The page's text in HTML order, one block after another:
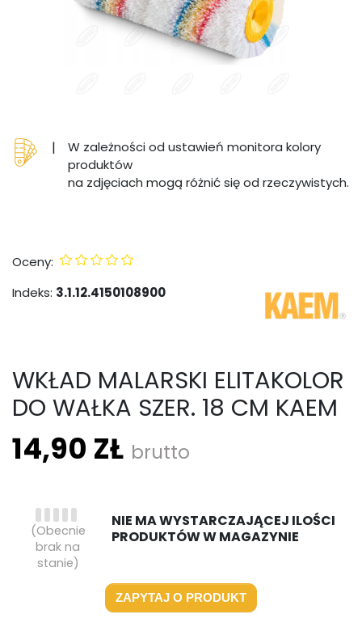
|
W zależności od ustawień monitora kolory
produktów
na zdjęciach mogą różnić się od rzeczywistych.
Oceny:
Indeks: 3.1.12.4150108900
WKŁAD MALARSKI ELITAKOLOR
DO WAŁKA SZER. 18 CM KAEM
14,90 ZŁ brutto
NIE MA WYSTARCZAJĄCEJ ILOŚCI
PRODUKTÓW W MAGAZYNIE
(Obecnie
brak na
stanie)
ZAPYTAJ O PRODUKT